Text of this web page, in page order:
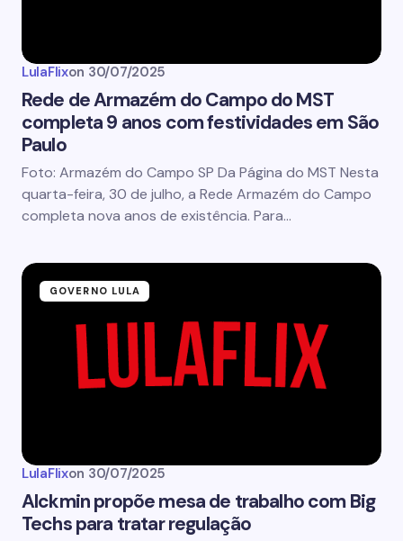
LulaFlixon 30/07/2025
Rede de Armazém do Campo do MST
completa 9 anos com festividades em São
Paulo
Foto: Armazém do Campo SP Da Página do MST Nesta
quarta-feira, 30 de julho, a Rede Armazém do Campo
completa nova anos de existência. Para…
GOVERNO LULA
LulaFlixon 30/07/2025
Alckmin propõe mesa de trabalho com Big
Techs para tratar regulação